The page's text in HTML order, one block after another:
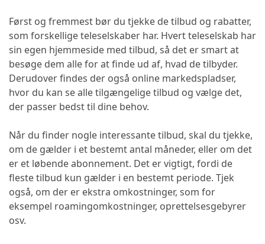
Først og fremmest bør du tjekke de tilbud og rabatter,
som forskellige teleselskaber har. Hvert teleselskab har
sin egen hjemmeside med tilbud, så det er smart at
besøge dem alle for at finde ud af, hvad de tilbyder.
Derudover findes der også online markedspladser,
hvor du kan se alle tilgængelige tilbud og vælge det,
der passer bedst til dine behov.
Når du finder nogle interessante tilbud, skal du tjekke,
om de gælder i et bestemt antal måneder, eller om det
er et løbende abonnement. Det er vigtigt, fordi de
fleste tilbud kun gælder i en bestemt periode. Tjek
også, om der er ekstra omkostninger, som for
eksempel roamingomkostninger, oprettelsesgebyrer
osv.